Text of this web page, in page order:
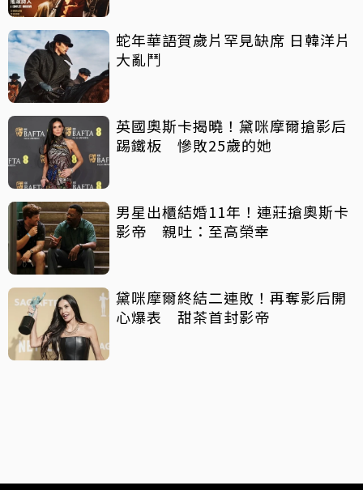
蛇年華語賀歲片罕見缺席 日韓洋片
大亂鬥
英國奧斯卡揭曉！黛咪摩爾搶影后
踢鐵板 慘敗25歲的她
男星出櫃結婚11年！連莊搶奧斯卡
影帝 親吐：至高榮幸
黛咪摩爾終結二連敗！再奪影后開
心爆表 甜茶首封影帝